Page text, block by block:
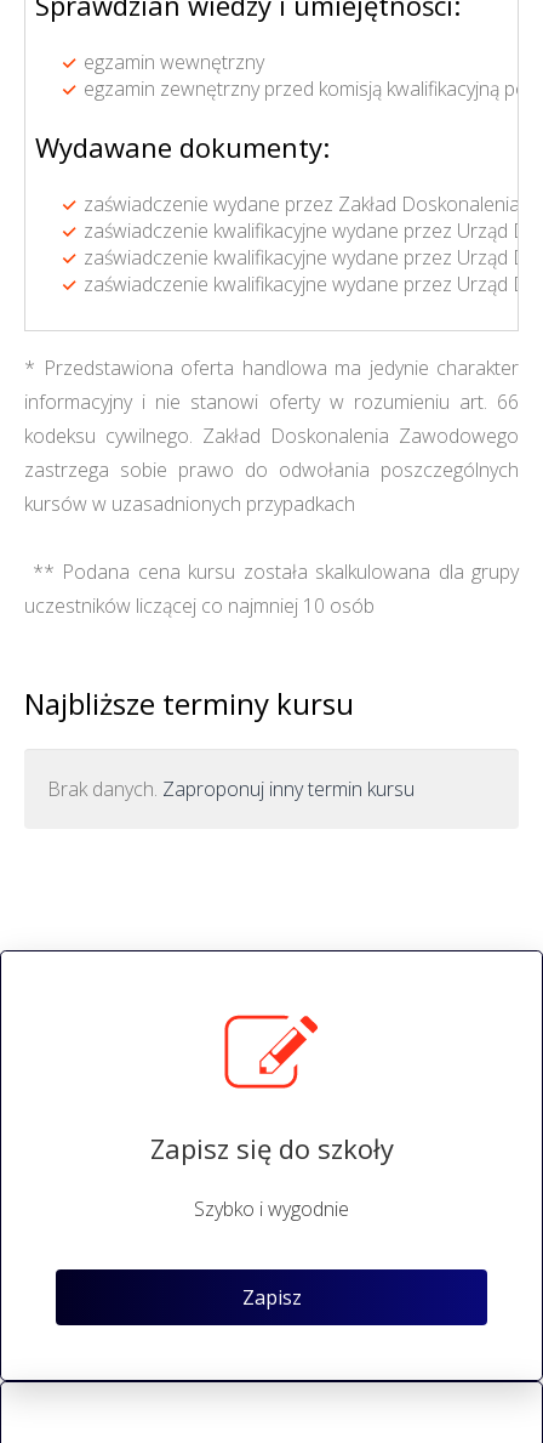
egzamin wewnętrzny
egzamin zewnętrzny przed komisją kwalifikacyjną
Wydawane dokumenty:
zaświadczenie wydane przez Zakład Doskonalenia
zaświadczenie kwalifikacyjne wydane przez Urząd
zaświadczenie kwalifikacyjne wydane przez Urząd
zaświadczenie kwalifikacyjne wydane przez Urząd
* Przedstawiona oferta handlowa ma jedynie charakter
informacyjny i nie stanowi oferty w rozumieniu art. 66
kodeksu cywilnego. Zakład Doskonalenia Zawodowego
zastrzega sobie prawo do odwołania poszczególnych
kursów w uzasadnionych przypadkach
** Podana cena kursu została skalkulowana dla grupy
uczestników liczącej co najmniej 10 osób
Najbliższe terminy kursu
Brak danych. Zaproponuj inny termin kursu
Zapisz się do szkoły
Szybko i wygodnie
Zapisz